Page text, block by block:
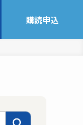
購読申込